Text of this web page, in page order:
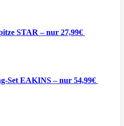
STAR – nur 27,99€
Set EAKINS – nur 54,99€